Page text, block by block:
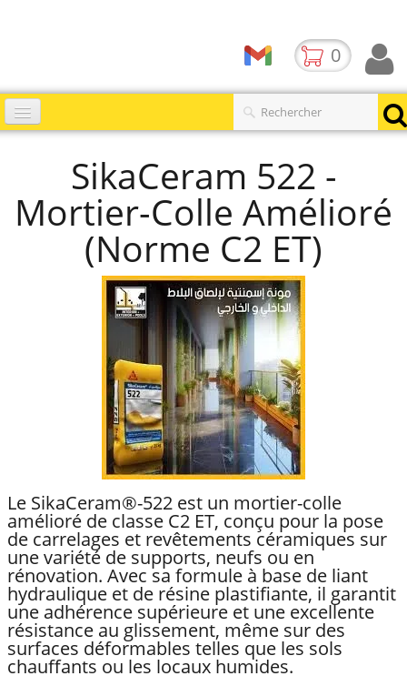
0
Catalogues▼
Produits
SikaCeram 522 -
Mortier-Colle Amélioré
(Norme C2 ET)
Le SikaCeram®-522 est un mortier-colle
amélioré de classe C2 ET, conçu pour la pose
de carrelages et revêtements céramiques sur
une variété de supports, neufs ou en
rénovation. Avec sa formule à base de liant
hydraulique et de résine plastifiante, il garantit
une adhérence supérieure et une excellente
résistance au glissement, même sur des
surfaces déformables telles que les sols
chauffants ou les locaux humides.